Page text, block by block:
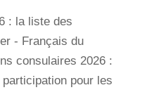
: la liste des
- Français du
consulaires 2026 :
pour les